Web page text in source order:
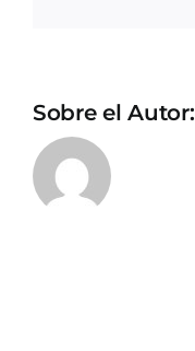
Sobre el Autor: